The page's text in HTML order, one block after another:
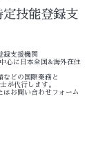
技能登録支
録支援機関
心に日本全国&海外在住
などの国際業務と
が代行します。
お問い合わせフォーム